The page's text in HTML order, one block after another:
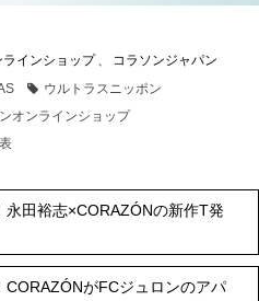
ラインショップ コラソンジャパン
ウルトラスニッポン
オンラインショップ
永田裕志×CORAZÓNの新作T発
がFCジュロンのアパ